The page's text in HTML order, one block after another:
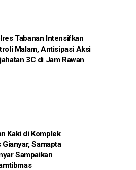
Tabanan Intensifkan
Malam, Antisipasi Aksi
3C di Jam Rawan
Kaki di Komplek
Gianyar, Samapta
Sampaikan